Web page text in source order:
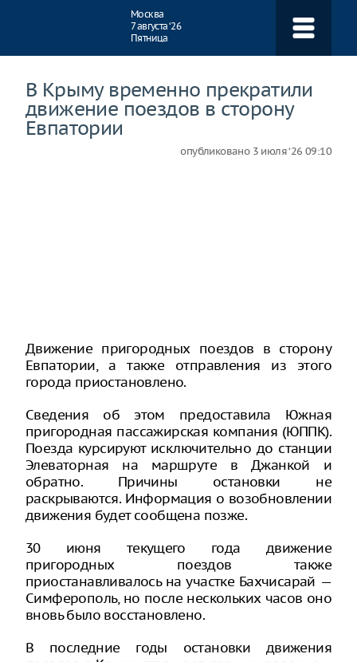
Москва
7 августа ‘26
Пятница
В Крыму временно прекратили
движение поездов в сторону
Евпатории
опубликовано 3 июля ‘26 09:10
Движение пригородных поездов в сторону
Евпатории, а также отправления из этого
города приостановлено.
Сведения об этом предоставила Южная
пригородная пассажирская компания (ЮППК).
Поезда курсируют исключительно до станции
Элеваторная на маршруте в Джанкой и
обратно. Причины остановки не
раскрываются. Информация о возобновлении
движения будет сообщена позже.
30 июня текущего года движение
пригородных поездов также
приостанавливалось на участке Бахчисарай —
Симферополь, но после нескольких часов оно
вновь было восстановлено.
В последние годы остановки движения